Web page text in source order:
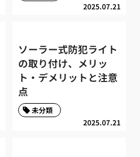
2025.07.21
ソーラー式防犯ライト
の取り付け、メリッ
ト・デメリットと注意
点
2025.07.21
未分類